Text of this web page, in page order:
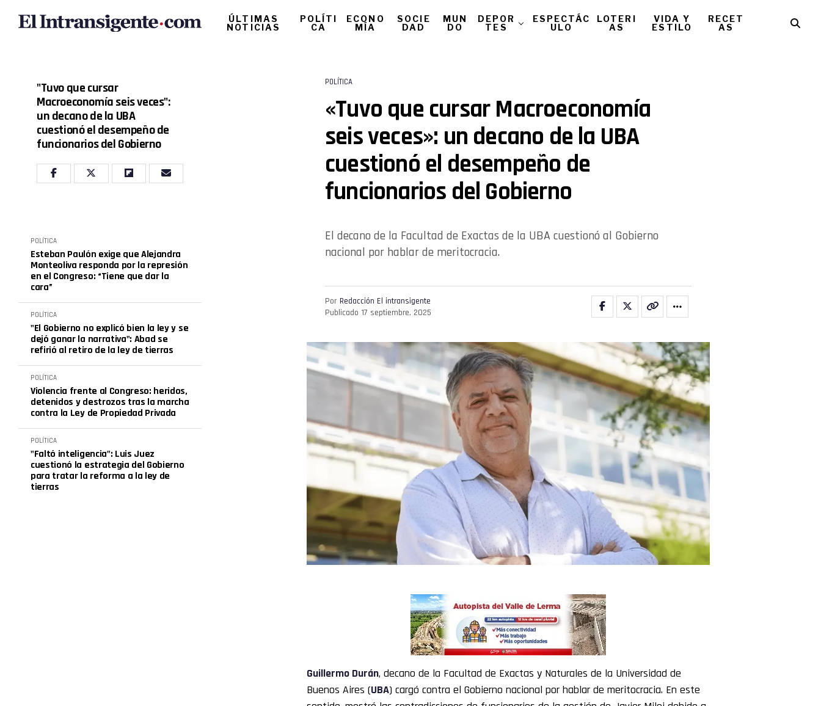
ÚLTIMAS
NOTICIAS
POLÍTI
CA
ECONO
MÍA
SOCIE
DAD
MUN
DO
DEPOR
TES
ESPECTÁC
ULO
LOTERI
AS
VIDA Y
ESTILO
RECET
AS
"Tuvo que cursar
Macroeconomía seis veces":
un decano de la UBA
cuestionó el desempeño de
funcionarios del Gobierno
POLÍTICA
Esteban Paulón exige que Alejandra
Monteoliva responda por la represión
en el Congreso: “Tiene que dar la
cara”
POLÍTICA
"El Gobierno no explicó bien la ley y se
dejó ganar la narrativa": Abad se
refirió al retiro de la ley de tierras
POLÍTICA
Violencia frente al Congreso: heridos,
detenidos y destrozos tras la marcha
contra la Ley de Propiedad Privada
POLÍTICA
"Faltó inteligencia": Luis Juez
cuestionó la estrategia del Gobierno
para tratar la reforma a la ley de
tierras
POLÍTICA
«Tuvo que cursar Macroeconomía
seis veces»: un decano de la UBA
cuestionó el desempeño de
funcionarios del Gobierno
El decano de la Facultad de Exactas de la UBA cuestionó al Gobierno
nacional por hablar de meritocracia.
Por Redacción El intransigente
Publicado 17 septiembre, 2025
Guillermo Durán, decano de la Facultad de Exactas y Naturales de la Universidad de
Buenos Aires (UBA) cargó contra el Gobierno nacional por hablar de meritocracia. En este